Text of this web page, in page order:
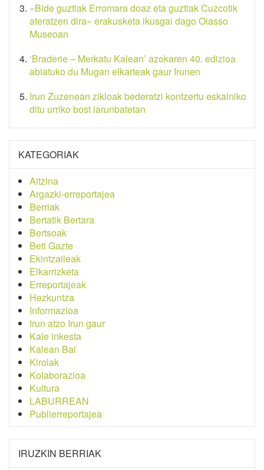
«Bide guztiak Erromara doaz eta guztiak Cuzcotik
ateratzen dira» erakusketa ikusgai dago Oiasso
Museoan
‘Braderie – Merkatu Kalean’ azokaren 40. edizioa
abiatuko du Mugan elkarteak gaur Irunen
Irun Zuzenean zikloak bederatzi kontzertu eskainiko
ditu urriko bost larunbatetan
KATEGORIAK
Aitzina
Argazki-erreportajea
Berriak
Bertatik Bertara
Bertsoak
Beti Gazte
Ekintzaileak
Elkarrizketa
Erreportajeak
Hezkuntza
Informazioa
Irun atzo Irun gaur
Kale inkesta
Kalean Bai
Kirolak
Kolaborazioa
Kultura
LABURREAN
Publierreportajea
IRUZKIN BERRIAK